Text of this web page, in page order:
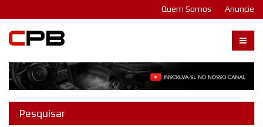
Quem Somos Anuncie